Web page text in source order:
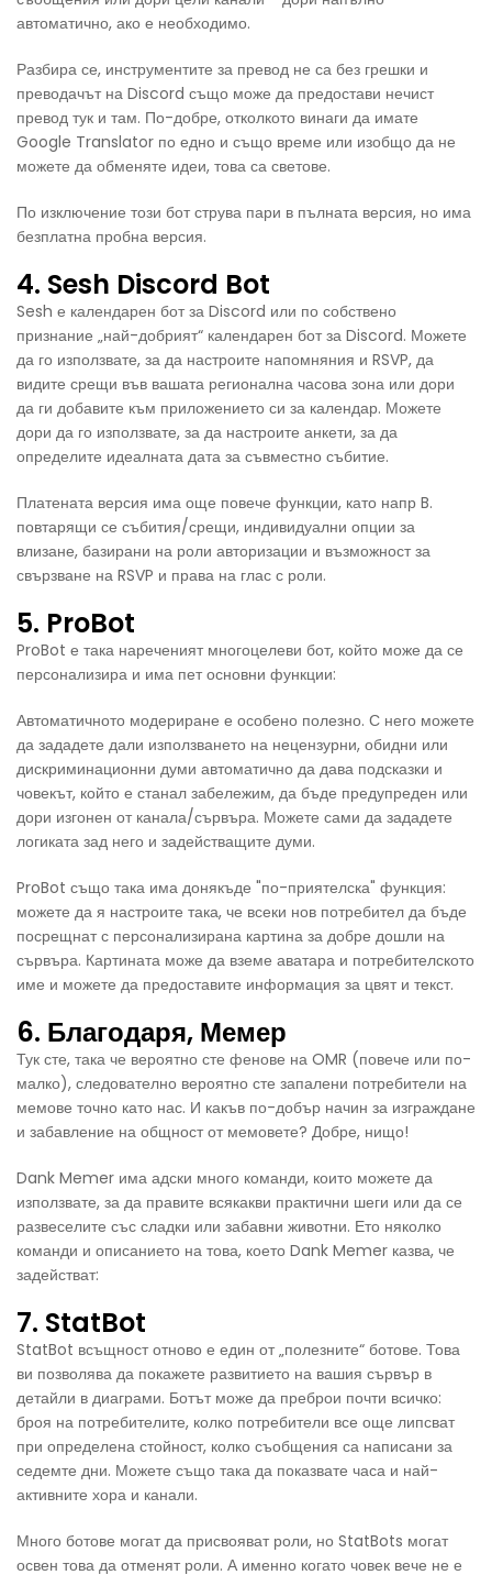
автоматично, ако е необходимо.
Разбира се, инструментите за превод не са без грешки и
преводачът на Discord също може да предостави нечист
превод тук и там. По-добре, отколкото винаги да имате
Google Translator по едно и също време или изобщо да не
можете да обменяте идеи, това са светове.
По изключение този бот струва пари в пълната версия, но има
безплатна пробна версия.
4. Sesh Discord Bot
Sesh е календарен бот за Discord или по собствено
признание „най-добрият“ календарен бот за Discord. Можете
да го използвате, за да настроите напомняния и RSVP, да
видите срещи във вашата регионална часова зона или дори
да ги добавите към приложението си за календар. Можете
дори да го използвате, за да настроите анкети, за да
определите идеалната дата за съвместно събитие.
Платената версия има още повече функции, като напр B.
повтарящи се събития/срещи, индивидуални опции за
влизане, базирани на роли авторизации и възможност за
свързване на RSVP и права на глас с роли.
5. ProBot
ProBot е така нареченият многоцелеви бот, който може да се
персонализира и има пет основни функции:
Автоматичното модериране е особено полезно. С него можете
да зададете дали използването на нецензурни, обидни или
дискриминационни думи автоматично да дава подсказки и
човекът, който е станал забележим, да бъде предупреден или
дори изгонен от канала/сървъра. Можете сами да зададете
логиката зад него и задействащите думи.
ProBot също така има донякъде "по-приятелска" функция:
можете да я настроите така, че всеки нов потребител да бъде
посрещнат с персонализирана картина за добре дошли на
сървъра. Картината може да вземе аватара и потребителското
име и можете да предоставите информация за цвят и текст.
6. Благодаря, Мемер
Тук сте, така че вероятно сте фенове на OMR (повече или по-
малко), следователно вероятно сте запалени потребители на
мемове точно като нас. И какъв по-добър начин за изграждане
и забавление на общност от мемовете? Добре, нищо!
Dank Memer има адски много команди, които можете да
използвате, за да правите всякакви практични шеги или да се
развеселите със сладки или забавни животни. Ето няколко
команди и описанието на това, което Dank Memer казва, че
задействат:
7. StatBot
StatBot всъщност отново е един от „полезните“ ботове. Това
ви позволява да покажете развитието на вашия сървър в
детайли в диаграми. Ботът може да преброи почти всичко:
броя на потребителите, колко потребители все още липсват
при определена стойност, колко съобщения са написани за
седемте дни. Можете също така да показвате часа и най-
активните хора и канали.
Много ботове могат да присвояват роли, но StatBots могат
освен това да отменят роли. А именно когато човек вече не е